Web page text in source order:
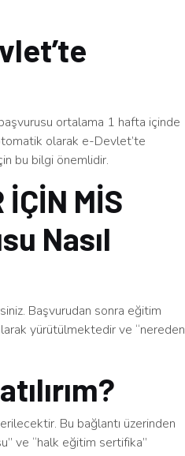
ortalama 1 hafta içinde
olarak e-Devlet’te
bu bilgi önemlidir.
İÇİN MİS
Nasıl
Başvurudan sonra eğitim
yürütülmektedir ve “nereden
Bu bağlantı üzerinden
ve “halk eğitim sertifika”